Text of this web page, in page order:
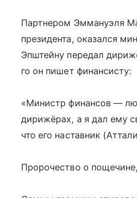
Партнером Эммануэля
президента, оказался
Эпштейну передал
го он пишет финансисту:
«Министр финансов —
дирижёрах, а я дал ему
что его наставник
Пророчество о